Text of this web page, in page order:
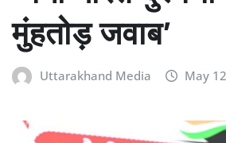
मुंहतोड़ जवाब’
Uttarakhand Media May